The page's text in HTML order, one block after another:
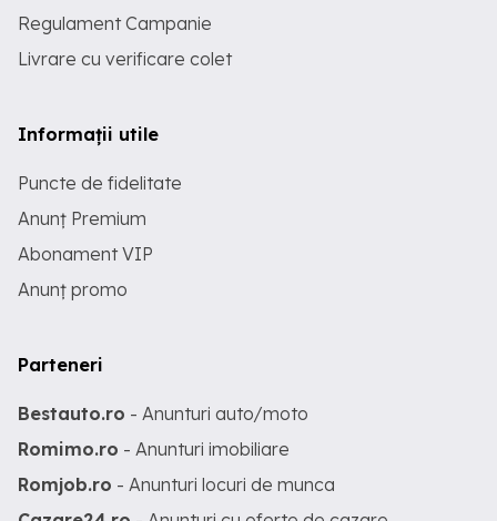
Regulament Campanie
Livrare cu verificare colet
Informații utile
Puncte de fidelitate
Anunț Premium
Abonament VIP
Anunț promo
Parteneri
Bestauto.ro - Anunturi auto/moto
Romimo.ro - Anunturi imobiliare
Romjob.ro - Anunturi locuri de munca